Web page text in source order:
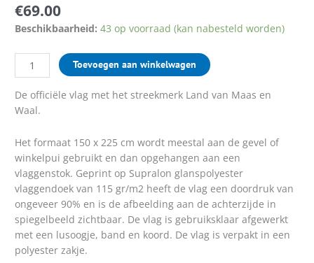
€69.00
Beschikbaarheid: 43 op voorraad (kan nabesteld worden)
Toevoegen aan winkelwagen
De officiële vlag met het streekmerk Land van Maas en
Waal.
Het formaat 150 x 225 cm wordt meestal aan de gevel of
winkelpui gebruikt en dan opgehangen aan een
vlaggenstok. Geprint op Supralon glanspolyester
vlaggendoek van 115 gr/m2 heeft de vlag een doordruk van
ongeveer 90% en is de afbeelding aan de achterzijde in
spiegelbeeld zichtbaar. De vlag is gebruiksklaar afgewerkt
met een lusoogje, band en koord. De vlag is verpakt in een
polyester zakje.